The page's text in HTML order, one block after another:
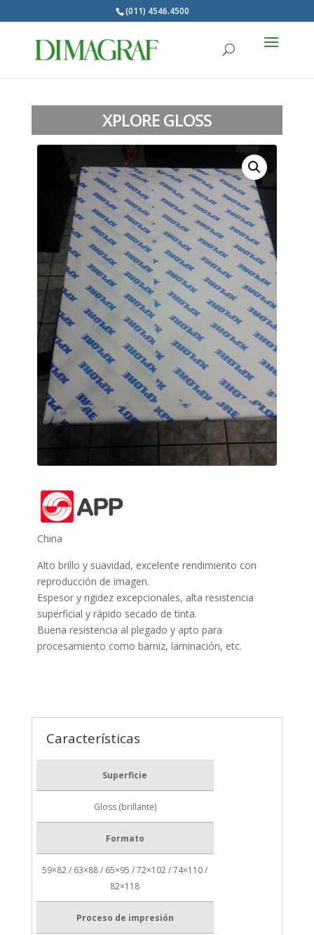
(011) 4546.4500
Products
XPLORE GLOSS
China
Alto brillo y suavidad, excelente rendimiento con
reproducción de imagen.
Espesor y rigidez excepcionales, alta resistencia
superficial y rápido secado de tinta.
Buena resistencia al plegado y apto para
procesamiento como barniz, laminación, etc.
Características
Superficie
Gloss (brillante)
Formato
59×82 / 63×88 / 65×95 / 72×102 / 74×110 /
82×118
Proceso de impresión